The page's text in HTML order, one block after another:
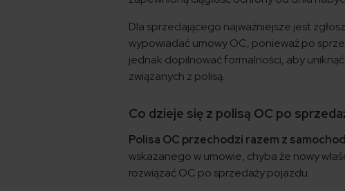
Dla sprzedającego najważniejsze jest
wypowiadać umowy OC, ponieważ po
jednak dopilnować formalności, aby
związanych z polisą.
Co dzieje się z polisą OC po
Polisa OC przechodzi razem z
wskazanego w umowie, chyba że nowy
rozwiązać OC po sprzedaży pojazdu.